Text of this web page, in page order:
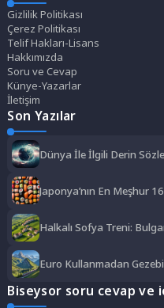
Gizlilik Politikası
Çerez Politikası
Telif Hakları-Lisans
Hakkımızda
Soru ve Cevap
Künye-Yazarlar
İletişim
Son Yazılar
Dünya İle İlgili Derin
Japonya’nın En Meşhur
Halkalı Sofya Treni:
Euro Kullanmadan
Biseysor soru cevap ve